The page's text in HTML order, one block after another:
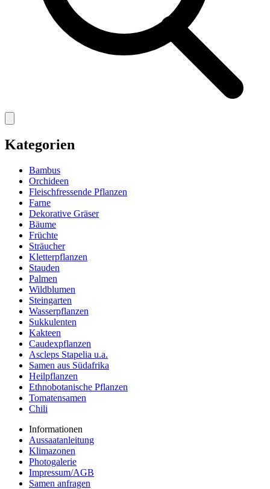
Kategorien
Bambus
Orchideen
Fleischfressende Pflanzen
Farne
Dekorative Gräser
Bäume
Früchte
Sträucher
Kletterpflanzen
Stauden
Palmen
Wildblumen
Steingarten
Wasserpflanzen
Sukkulenten
Kakteen
Caudexpflanzen
Ascleps Stapelia u.a.
Samen aus Südafrika
Heilpflanzen
Ethnobotanische Pflanzen
Tomatensamen
Chili
Informationen
Aussaatanleitung
Klimazonen
Photogalerie
Impressum/AGB
Samen anfragen